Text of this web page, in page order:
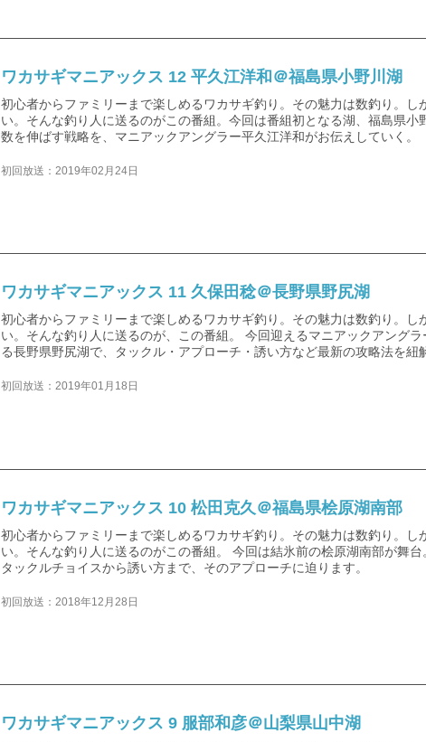
ワカサギマニアックス 12 平久江洋和＠福島県小野川湖
初心者からファミリーまで楽しめるワカサギ釣り。その魅力は数釣り。
い。そんな釣り人に送るのがこの番組。今回は番組初となる湖、福島県
数を伸ばす戦略を、マニアックアングラー平久江洋和がお伝えしていく。
初回放送：2019年02月24日
ワカサギマニアックス 11 久保田稔＠長野県野尻湖
初心者からファミリーまで楽しめるワカサギ釣り。その魅力は数釣り。
い。そんな釣り人に送るのが、この番組。 今回迎えるマニアックアング
る長野県野尻湖で、タックル・アプローチ・誘い方など最新の攻略法を紐
初回放送：2019年01月18日
ワカサギマニアックス 10 松田克久＠福島県桧原湖南部
初心者からファミリーまで楽しめるワカサギ釣り。その魅力は数釣り。
い。そんな釣り人に送るのがこの番組。 今回は結氷前の桧原湖南部が舞
タックルチョイスから誘い方まで、そのアプローチに迫ります。
初回放送：2018年12月28日
ワカサギマニアックス 9 服部和彦＠山梨県山中湖